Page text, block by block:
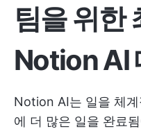
팀을 위한
Notion AI
Notion AI는 일을 체
에 더 많은 일을 완료